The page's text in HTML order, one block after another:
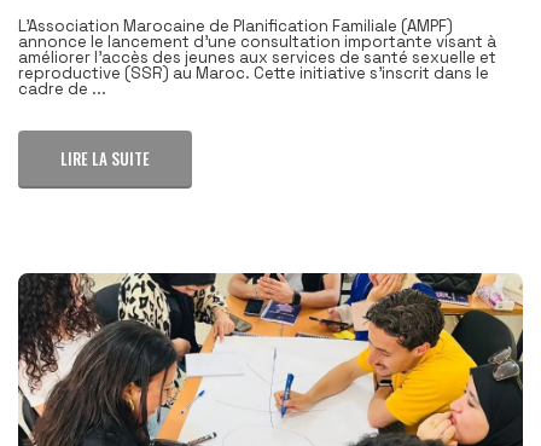
L'Association Marocaine de Planification Familiale (AMPF)
annonce le lancement d'une consultation importante visant à
améliorer l'accès des jeunes aux services de santé sexuelle et
reproductive (SSR) au Maroc. Cette initiative s'inscrit dans le
cadre de ...
LIRE LA SUITE